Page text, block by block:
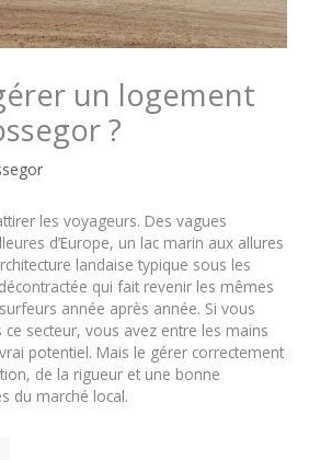
un logement
?
les voyageurs. Des vagues
d’Europe, un lac marin aux allures
landaise typique sous les
qui fait revenir les mêmes
année après année. Si vous
secteur, vous avez entre les mains
potentiel. Mais le gérer correctement
de la rigueur et une bonne
du marché local.